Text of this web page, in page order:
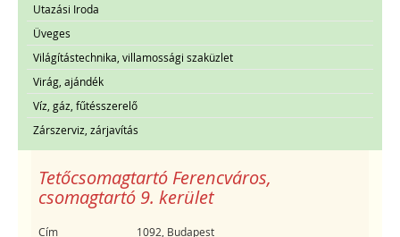
Utazási Iroda
Üveges
Világítástechnika, villamossági szaküzlet
Virág, ajándék
Víz, gáz, fűtésszerelő
Zárszerviz, zárjavítás
Tetőcsomagtartó Ferencváros,
csomagtartó 9. kerület
Cím 1092, Budapest